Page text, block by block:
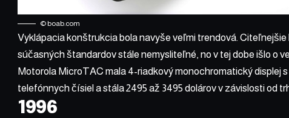
© boab.com
Vyklápacia konštrukcia bola navyše veľmi trendová. Citeľnejšie
súčasných štandardov stále nemysliteľné, no v tej dobe išlo o
Motorola MicroTAC mala 4-riadkový monochromatický displej
telefónnych čísiel a stála 2495 až 3495 dolárov v závislosti od
1996